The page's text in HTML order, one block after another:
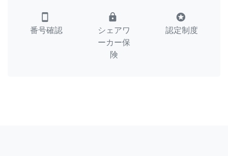
smartphone
番号確認
lock
シェアワ
ーカー保
険
stars
認定制度